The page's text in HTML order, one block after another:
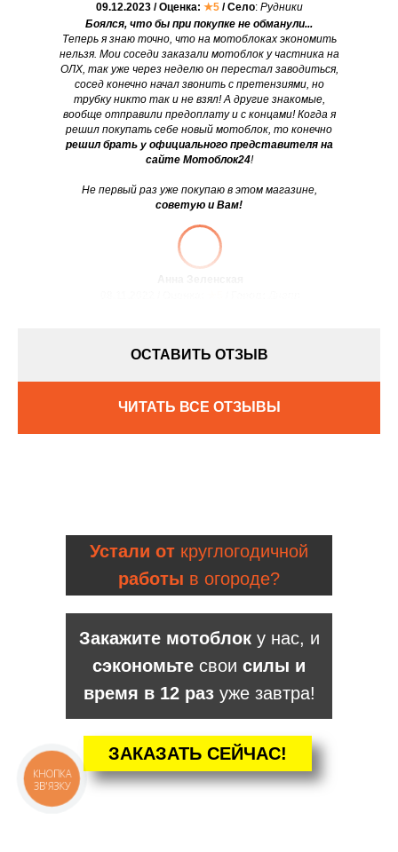
Боялся, что бы при покупке не обманули...
Теперь я знаю точно, что на мотоблоках экономить
нельзя. Мои соседи заказали мотоблок у частника на
ОЛХ, так уже через неделю он перестал заводиться,
сосед конечно начал звонить с претензиями, но
трубку никто так и не взял! А другие знакомые,
вообще отправили предоплату и с концами! Когда я
решил покупать себе новый мотоблок, то конечно
решил брать у официального представителя на
сайте Мотоблок24!
Не первый раз уже покупаю в этом магазине,
советую и Вам!
09.12.2023 / Оценка: ★5 / Село: Рудники
Анна Зеленская
ОСТАВИТЬ ОТЗЫВ
ЧИТАТЬ ВСЕ ОТЗЫВЫ
ЗАКАЗАТЬ СЕЙЧАС!
Закажите мотоблоку нас, и
сэкономьте свои силы и
время в 12 разуже завтра!
Устали от круглогодичной
работы в огороде?
КАТАЛОГ
КНОПКА
ЗВ'ЯЗКУ